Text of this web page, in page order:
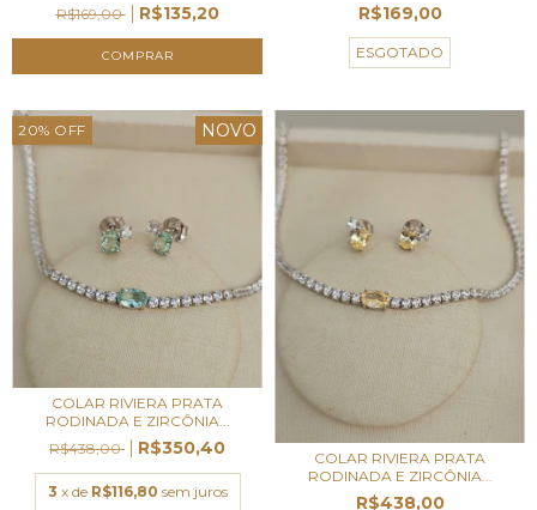
R$169,00
R$135,20 R$169,00
ESGOTADO
20% OFF NOVO
COLAR RIVIERA PRATA
RODINADA E ZIRCÔNIA...
R$438,00
R$350,40
3 x de R$116,80 sem juros
COLAR RIVIERA PRATA
RODINADA E ZIRCÔNIA...
R$438,00